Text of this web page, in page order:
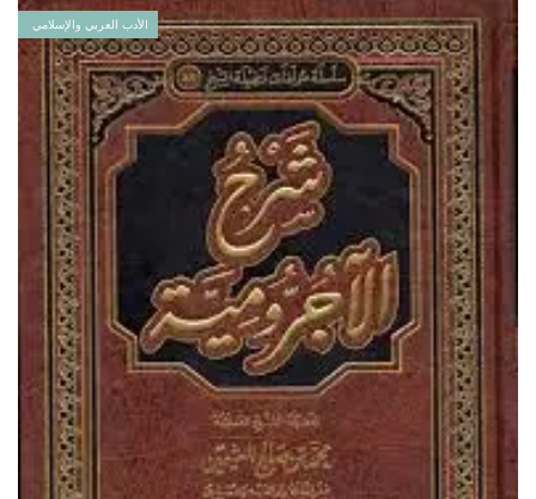
الأدب العربي والإسلامي